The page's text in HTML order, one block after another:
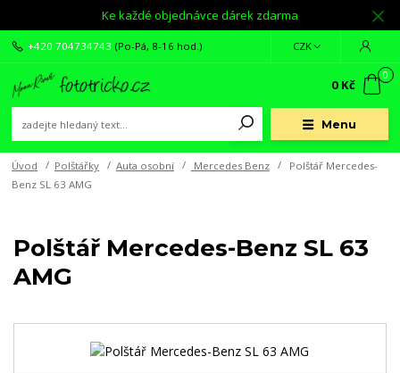
Ke každé objednávce dárek zdarma
Menu
CZK
+420 704734743 (Po-Pá, 8-16 hod.)
0
0 Kč
Úvod Polštářky Auta osobní Mercedes Benz
Polštář Mercedes-
Benz SL 63 AMG
Polštář Mercedes-Benz SL 63
AMG